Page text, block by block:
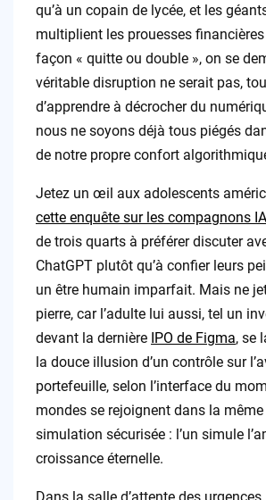
qu’à un copain de lycée, et les
multiplient les prouesses financières
façon « quitte ou double », on se
véritable disruption ne serait pas,
d’apprendre à décrocher du
nous ne soyons déjà tous piégés
de notre propre confort
Jetez un œil aux adolescents
cette enquête sur les compagnons IA
de trois quarts à préférer discuter
ChatGPT plutôt qu’à confier leurs
un être humain imparfait. Mais ne
pierre, car l’adulte lui aussi, tel un
devant la dernière IPO de Figma, se
la douce illusion d’un contrôle sur
portefeuille, selon l’interface du
mondes se rejoignent dans la
simulation sécurisée : l’un simule
croissance éternelle.